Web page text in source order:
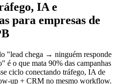
IA e
para empresas de
"lead chega → ninguém responde
o que mata 90% das campanhas
ciclo conectando tráfego, IA de
up + CRM no mesmo workflow.